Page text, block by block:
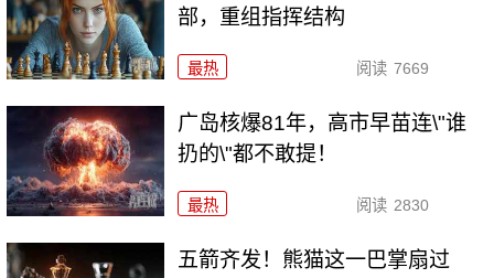
部，重组指挥结构
最热 阅读 7669
广岛核爆81年，高市早苗连\"谁
扔的\"都不敢提！
最热 阅读 2830
五箭齐发！熊猫这一巴掌扇过